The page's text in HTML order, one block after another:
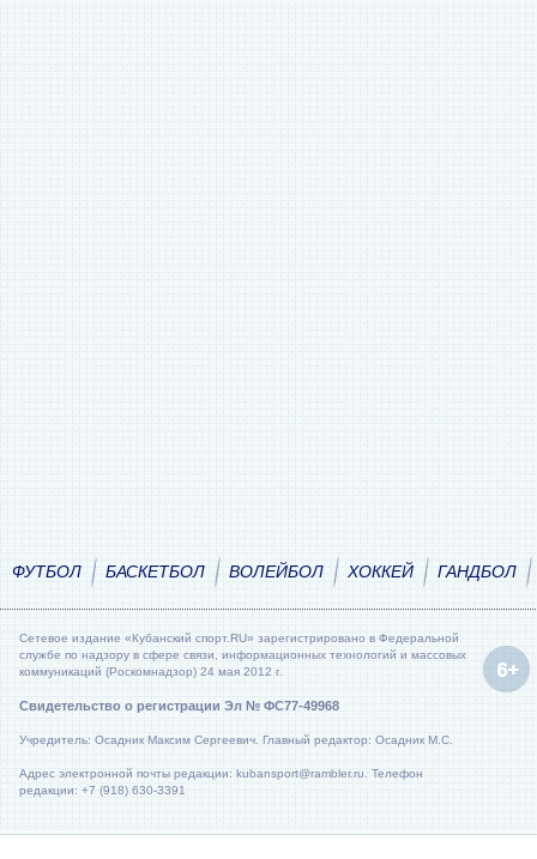
ФУТБОЛ БАСКЕТБОЛ ВОЛЕЙБОЛ ХОККЕЙ ГАНДБОЛ
Сетевое издание «Кубанский спорт.RU» зарегистрировано в Федеральной
службе по надзору в сфере связи, информационных технологий и массовых
коммуникаций (Роскомнадзор) 24 мая 2012 г.
Свидетельство о регистрации Эл № ФС77-49968
Учредитель: Осадник Максим Сергеевич. Главный редактор: Осадник М.С.
Адрес электронной почты редакции: kubansport@rambler.ru. Телефон
редакции: +7 (918) 630-3391